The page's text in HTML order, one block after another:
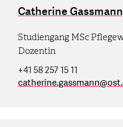
Catherine
Studiengang MSc
Dozentin
+41 58 257 15 11
catherine.gassmann@